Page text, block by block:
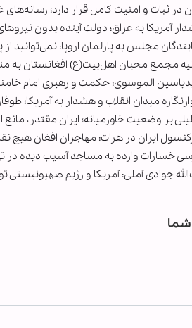
در ثبات و امنیت کامل قرار دارد؛
آمریکا به عراق؛ دولت آینده بدون
مجلس به پارلمان اروپا: نمی‌توانید
مجمع محبان اهل‌بیت(ع) افغانستان به
الموسوی: حکمت و رهبری امام
میدان انقلاب و هشدار به آمریکا؛
بر وضعیت خاورمیانه؛ ایران مقتدر،
ایران در هرات: مهاجران افغان هیچ
خسارات وارده به مساجد آسیب دیده در
جوادی آملی: آمریکا و رژیم صهیونیستی